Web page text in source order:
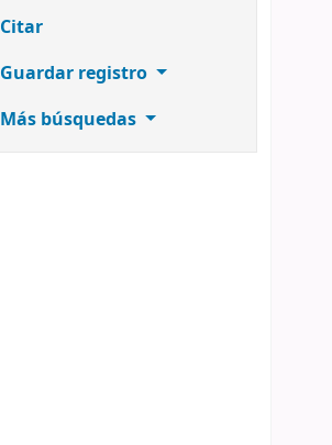
Citar
Guardar registro
Más búsquedas